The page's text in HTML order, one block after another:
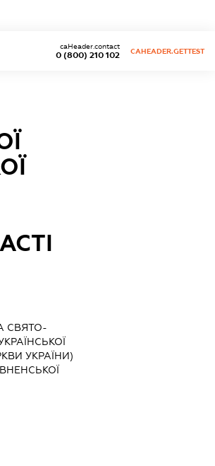
0 (800) 210 102
caHeader.contact
CAHEADER.GETTEST
СВЯТО-
УКРАЇНИ)